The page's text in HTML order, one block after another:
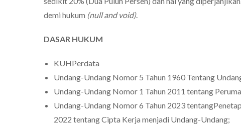
demi hukum (null and void).
DASAR HUKUM
KUHPerdata
Undang-Undang Nomor 5 Tahun 1960 Tentang
Undang-Undang Nomor 1 Tahun 2011 tentang
Undang-Undang Nomor 6 Tahun 2023
2022 tentang Cipta Kerja menjadi Undang-Undang;